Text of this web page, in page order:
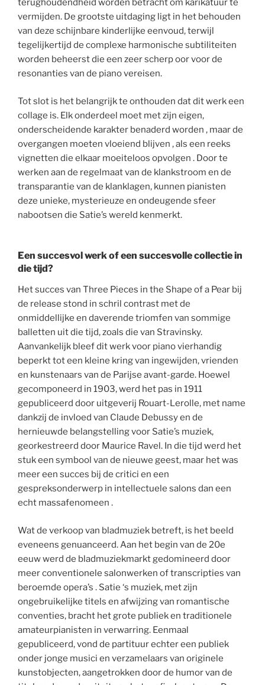
terughoudendheid worden betracht om karikatuur te
vermijden. De grootste uitdaging ligt in het behouden
van deze schijnbare kinderlijke eenvoud, terwijl
tegelijkertijd de complexe harmonische subtiliteiten
worden beheerst die een zeer scherp oor voor de
resonanties van de piano vereisen.
Tot slot is het belangrijk te onthouden dat dit werk een
collage is. Elk onderdeel moet met zijn eigen,
onderscheidende karakter benaderd worden , maar de
overgangen moeten vloeiend blijven , als een reeks
vignetten die elkaar moeiteloos opvolgen . Door te
werken aan de regelmaat van de klankstroom en de
transparantie van de klanklagen, kunnen pianisten
deze unieke, mysterieuze en ondeugende sfeer
nabootsen die Satie’s wereld kenmerkt.
Een succesvol werk of een succesvolle collectie in
die tijd?
Het succes van Three Pieces in the Shape of a Pear bij
de release stond in schril contrast met de
onmiddellijke en daverende triomfen van sommige
balletten uit die tijd, zoals die van Stravinsky.
Aanvankelijk bleef dit werk voor piano vierhandig
beperkt tot een kleine kring van ingewijden, vrienden
en kunstenaars van de Parijse avant-garde. Hoewel
gecomponeerd in 1903, werd het pas in 1911
gepubliceerd door uitgeverij Rouart-Lerolle, met name
dankzij de invloed van Claude Debussy en de
hernieuwde belangstelling voor Satie’s muziek,
georkestreerd door Maurice Ravel. In die tijd werd het
stuk een symbool van de nieuwe geest, maar het was
meer een succes bij de critici en een
gespreksonderwerp in intellectuele salons dan een
echt massafenomeen .
Wat de verkoop van bladmuziek betreft, is het beeld
eveneens genuanceerd. Aan het begin van de 20e
eeuw werd de bladmuziekmarkt gedomineerd door
meer conventionele salonwerken of transcripties van
beroemde opera’s . Satie ‘s muziek, met zijn
ongebruikelijke titels en afwijzing van romantische
conventies, bracht het grote publiek en traditionele
amateurpianisten in verwarring. Eenmaal
gepubliceerd, vond de partituur echter een publiek
onder jonge musici en verzamelaars van originele
kunstobjecten, aangetrokken door de humor van de